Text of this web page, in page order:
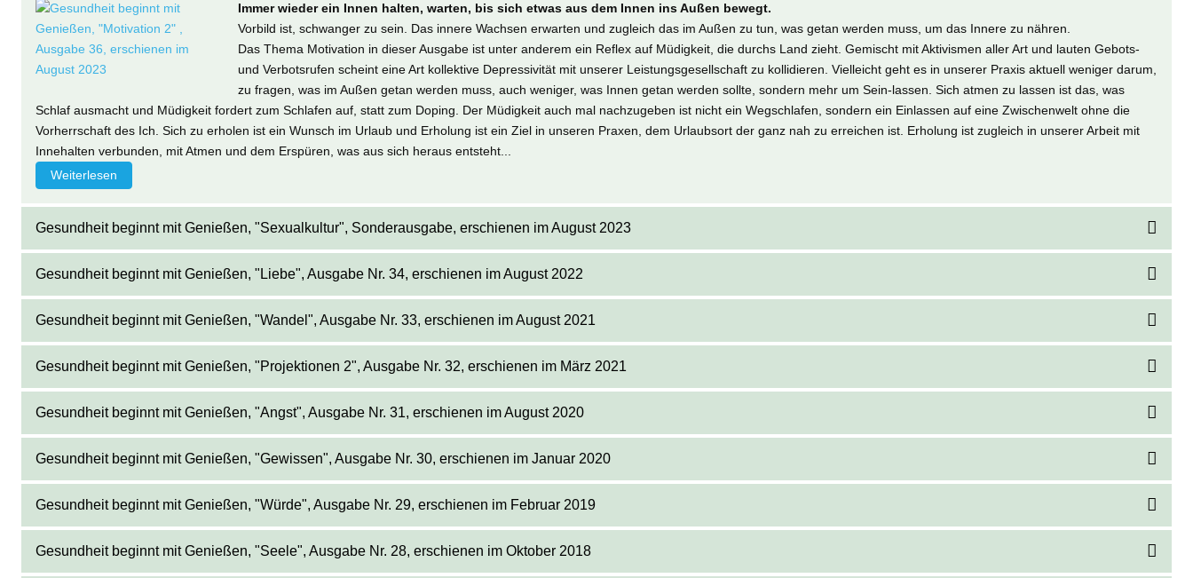
Immer wieder ein Innen halten, warten, bis sich etwas aus dem Innen ins Außen bewegt.
Vorbild ist, schwanger zu sein. Das innere Wachsen erwarten und zugleich das im Außen zu tun, was getan werden muss, um das Innere zu nähren.
Das Thema Motivation in dieser Ausgabe ist unter anderem ein Reflex auf Müdigkeit, die durchs Land zieht. Gemischt mit Aktivismen aller Art und lauten Gebots-
und Verbotsrufen scheint eine Art kollektive Depressivität mit unserer Leistungsgesellschaft zu kollidieren. Vielleicht geht es in unserer Praxis aktuell weniger darum,
zu fragen, was im Außen getan werden muss, auch weniger, was Innen getan werden sollte, sondern mehr um Sein-lassen. Sich atmen zu lassen ist das, was
Schlaf ausmacht und Müdigkeit fordert zum Schlafen auf, statt zum Doping. Der Müdigkeit auch mal nachzugeben ist nicht ein Wegschlafen, sondern ein Einlassen auf eine Zwischenwelt ohne die
Vorherrschaft des Ich. Sich zu erholen ist ein Wunsch im Urlaub und Erholung ist ein Ziel in unseren Praxen, dem Urlaubsort der ganz nah zu erreichen ist. Erholung ist zugleich in unserer Arbeit mit
Innehalten verbunden, mit Atmen und dem Erspüren, was aus sich heraus entsteht...
Weiterlesen
Gesundheit beginnt mit Genießen, "Sexualkultur", Sonderausgabe, erschienen im August 2023
Gesundheit beginnt mit Genießen, "Liebe", Ausgabe Nr. 34, erschienen im August 2022
Gesundheit beginnt mit Genießen, "Wandel", Ausgabe Nr. 33, erschienen im August 2021
Gesundheit beginnt mit Genießen, "Projektionen 2", Ausgabe Nr. 32, erschienen im März 2021
Gesundheit beginnt mit Genießen, "Angst", Ausgabe Nr. 31, erschienen im August 2020
Gesundheit beginnt mit Genießen, "Gewissen", Ausgabe Nr. 30, erschienen im Januar 2020
Gesundheit beginnt mit Genießen, "Würde", Ausgabe Nr. 29, erschienen im Februar 2019
Gesundheit beginnt mit Genießen, "Seele", Ausgabe Nr. 28, erschienen im Oktober 2018